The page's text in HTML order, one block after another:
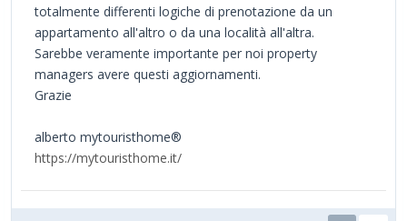
totalmente differenti logiche di prenotazione da un
appartamento all'altro o da una località all'altra.
Sarebbe veramente importante per noi property
managers avere questi aggiornamenti.
Grazie
alberto mytouristhome®
https://mytouristhome.it/